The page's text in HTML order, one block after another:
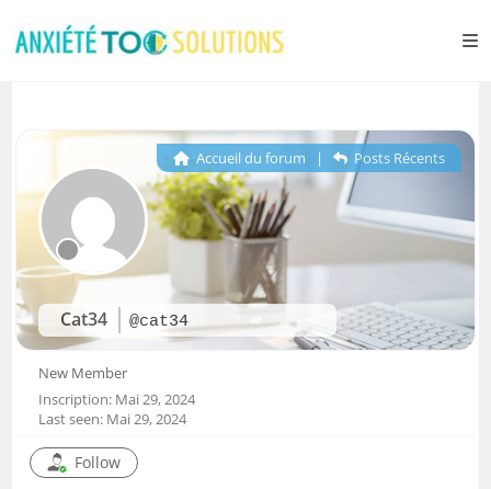
Cat34 @cat34
Accueil du forum | Posts Récents
New Member
Inscription: Mai 29, 2024
Last seen: Mai 29, 2024
Follow